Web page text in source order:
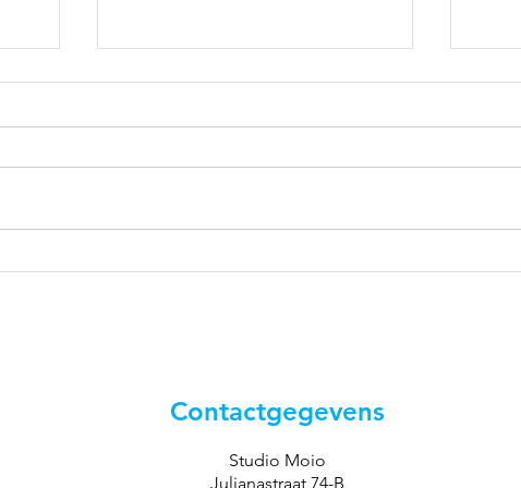
Zorg voor de hele mens –
mentale gezondheid van
Contactgegevens
Studio Moio
Julianastraat 74-B